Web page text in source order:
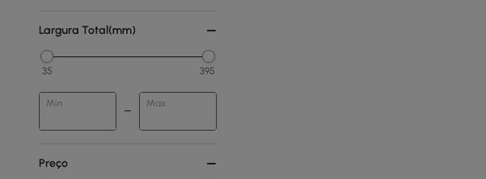
Largura Total(mm)
35 395
Min Max
Preço